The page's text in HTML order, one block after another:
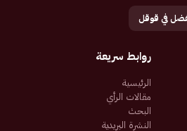
في قوقل
روابط سريعة
الرئيسية
مقالات الرأي
البحث
النشرة البريدية